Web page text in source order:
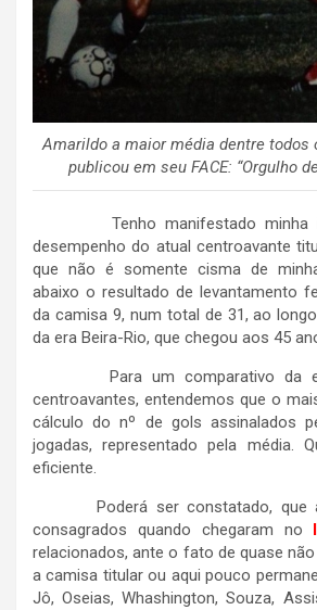
Amarildo a maior média dentre todos
publicou em seu FACE: “Orgulho
Tenho manifestado minha
desempenho do atual centroavante
que não é somente cisma de
abaixo o resultado de levantamento
da camisa 9, num total de 31, ao
da era Beira-Rio, que chegou aos 45
Para um comparativo da
centroavantes, entendemos que o
cálculo do nº de gols assinalados
jogadas, representado pela média.
eficiente.
Poderá ser constatado, que
consagrados quando chegaram no
relacionados, ante o fato de quase
a camisa titular ou aqui pouco
Jô, Oseias, Whashington, Souza,